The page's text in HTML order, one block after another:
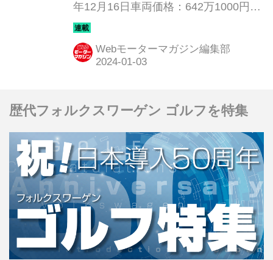
年12月16日車両価格：642万1000円〜
672万1000円
Webモーターマガジン編集部
歴代フォルクスワーゲン ゴルフを特集